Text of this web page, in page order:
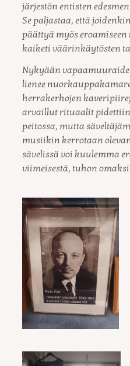
järjestön entisten
Se paljastaa, että
päättyä myös
kaiketi väärinkäytösten
Nykyään
lienee
herrakerhojen
arvaillut rituaalit
peitossa, mutta
musiikin kerrotaan
sävelissä voi kuulemma
viimeisestä, tuhon